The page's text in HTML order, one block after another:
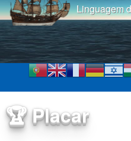
Linguagem
🏆 Placar